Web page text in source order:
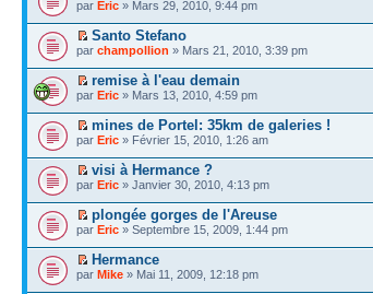
par Eric » Mars 29, 2010, 9:44 pm
Santo Stefano
par champollion » Mars 21, 2010, 3:39 pm
remise à l'eau demain
par Eric » Mars 13, 2010, 4:59 pm
mines de Portel: 35km de galeries !
par Eric » Février 15, 2010, 1:26 am
visi à Hermance ?
par Eric » Janvier 30, 2010, 4:13 pm
plongée gorges de l'Areuse
par Eric » Septembre 15, 2009, 1:44 pm
Hermance
par Mike » Mai 11, 2009, 12:18 pm